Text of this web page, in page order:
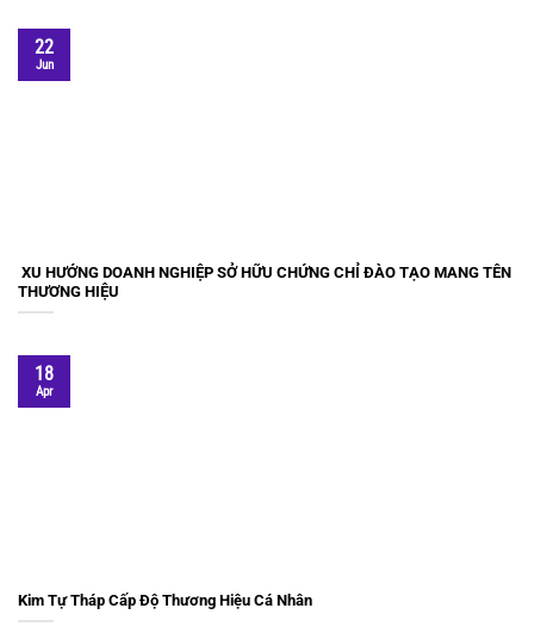
XU HƯỚNG DOANH NGHIỆP SỞ HỮU CHỨNG CHỈ ĐÀO TẠO MANG TÊN
THƯƠNG HIỆU
22
Jun
Kim Tự Tháp Cấp Độ Thương Hiệu Cá Nhân
18
Apr